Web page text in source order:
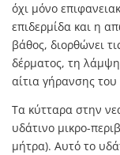
όχι μόνο
επιδερμίδα και η
βάθος, διορθώνει
δέρματος, τη
αίτια γήρανσης
Τα κύτταρα στην
υδάτινο μικρο-
μήτρα). Αυτό το